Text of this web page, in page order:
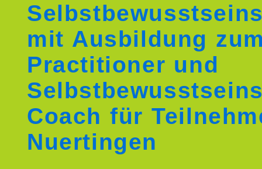
mit Ausbildung
Practitioner und
Coach für
Nuertingen